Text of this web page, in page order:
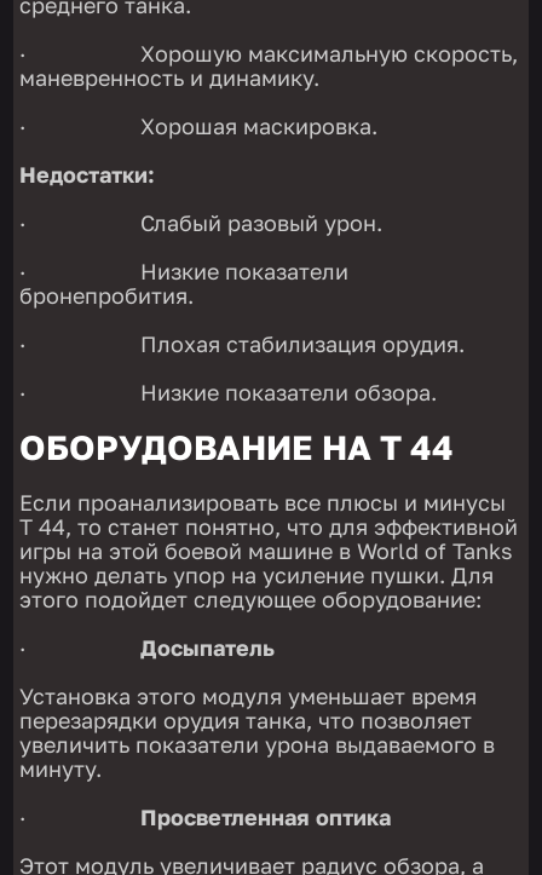
· Хорошую максимальную скорость,
маневренность и динамику.
· Хорошая маскировка.
Недостатки:
· Слабый разовый урон.
· Низкие показатели
бронепробития.
· Плохая стабилизация орудия.
· Низкие показатели обзора.
ОБОРУДОВАНИЕ НА Т 44
Если проанализировать все плюсы и минусы
Т 44, то станет понятно, что для эффективной
игры на этой боевой машине в World of Tanks
нужно делать упор на усиление пушки. Для
этого подойдет следующее оборудование:
·Досыпатель
Установка этого модуля уменьшает время
перезарядки орудия танка, что позволяет
увеличить показатели урона выдаваемого в
минуту.
· Просветленная оптика
Этот модуль увеличивает радиус обзора, а